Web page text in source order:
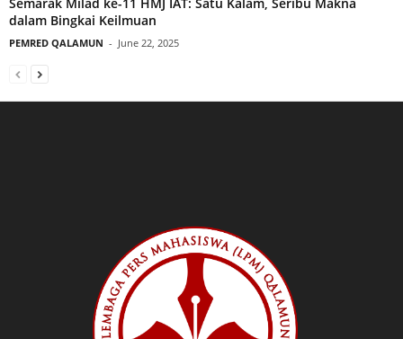
dalam Bingkai Keilmuan
PEMRED QALAMUN - June 22, 2025